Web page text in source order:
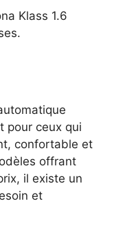
Klass 1.6
pour ceux qui
confortable et
offrant
il existe un
et